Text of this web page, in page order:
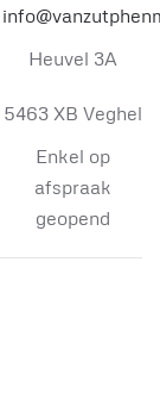
Heuvel 3A
5463 XB Veghel
Enkel op
afspraak
geopend